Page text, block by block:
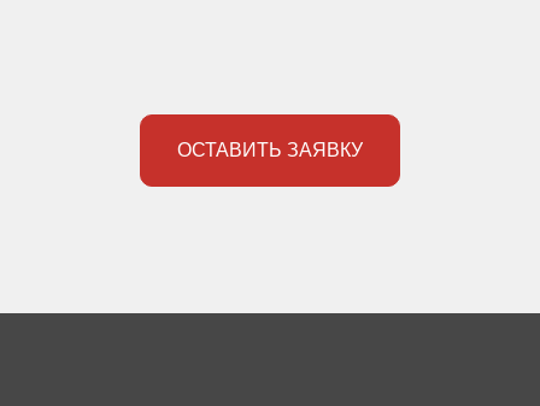
ОСТАВИТЬ ЗАЯВКУ